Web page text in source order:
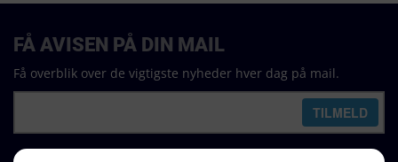
FÅ AVISEN PÅ DIN MAIL
Få overblik over de vigtigste nyheder hver dag på mail.